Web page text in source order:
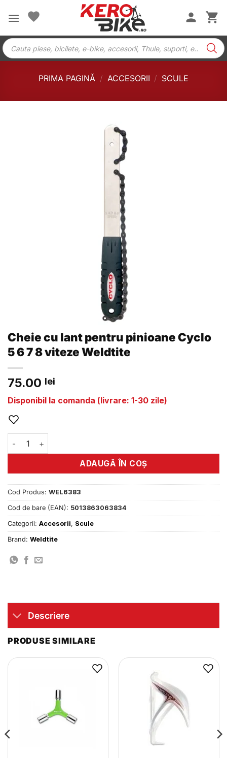
Products
search
PRIMA PAGINĂ / ACCESORII / SCULE
Cheie cu lant pentru pinioane Cyclo
5 6 7 8 viteze Weldtite
75.00 lei
Disponibil la comanda (livrare: 1-30 zile)
Cantitate Cheie cu lant pentru pinioane Cyclo 5 6 7 8
ADAUGĂ ÎN COȘ
Cod Produs: WEL6383
Cod de bare (EAN): 5013863063834
Categorii: Accesorii, Scule
Brand: Weldtite
Descriere
PRODUSE SIMILARE